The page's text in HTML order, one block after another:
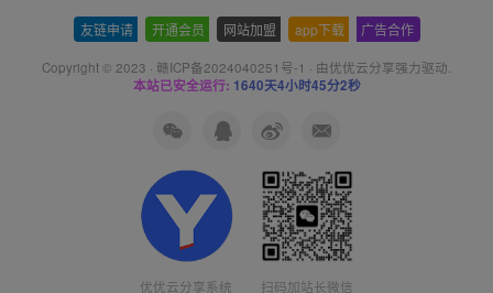
友链申请 开通会员 网站加盟 app下载 广告合作
Copyright © 2023 · 赣ICP备2024040251号-1 · 由优优云分享强力驱动.
本站已安全运行: 1640天4小时45分2秒
优优云分享系统 扫码加站长微信